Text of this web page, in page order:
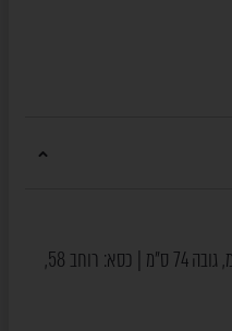
שולחן: אורך 270 ס"מ, רוחב 100 ס"מ, גובה 74 ס"מ | כסא: רוחב 58,